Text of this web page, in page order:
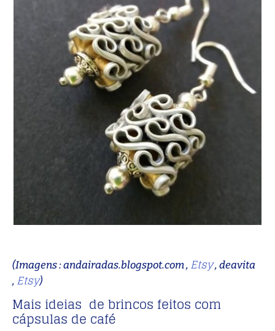
(Imagens : andairadas.blogspot.com , Etsy, deavita
, Etsy)
Mais ideias de brincos feitos com
cápsulas de café